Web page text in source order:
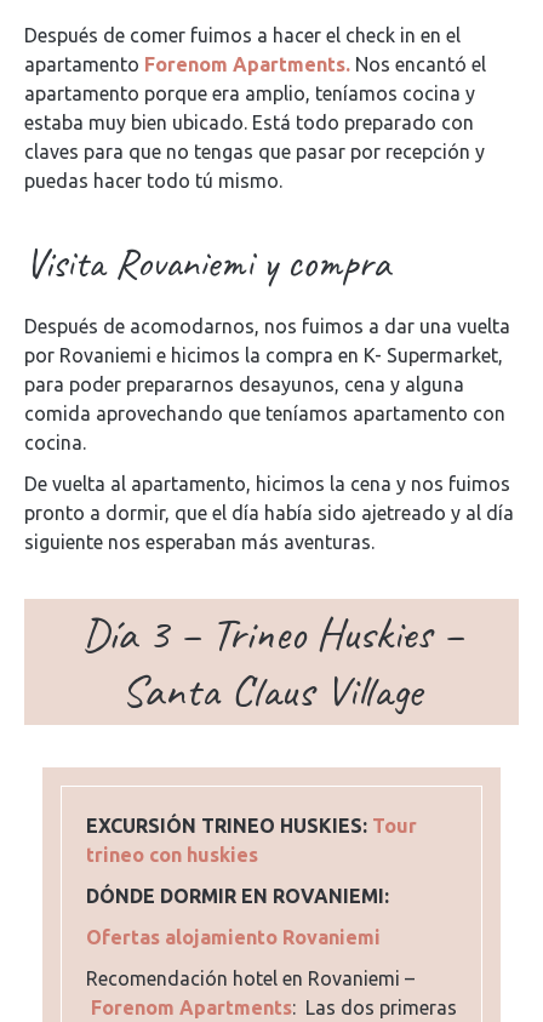
Después de comer fuimos a hacer el check in en el
apartamento Forenom Apartments. Nos encantó el
apartamento porque era amplio, teníamos cocina y
estaba muy bien ubicado. Está todo preparado con
claves para que no tengas que pasar por recepción y
puedas hacer todo tú mismo.
Visita Rovaniemi y compra
Después de acomodarnos, nos fuimos a dar una vuelta
por Rovaniemi e hicimos la compra en K- Supermarket,
para poder prepararnos desayunos, cena y alguna
comida aprovechando que teníamos apartamento con
cocina.
De vuelta al apartamento, hicimos la cena y nos fuimos
pronto a dormir, que el día había sido ajetreado y al día
siguiente nos esperaban más aventuras.
Día 3 – Trineo Huskies –
Santa Claus Village
EXCURSIÓN TRINEO HUSKIES: Tour
trineo con huskies
DÓNDE DORMIR EN ROVANIEMI:
Ofertas alojamiento Rovaniemi
Recomendación hotel en Rovaniemi –
Forenom Apartments: Las dos primeras